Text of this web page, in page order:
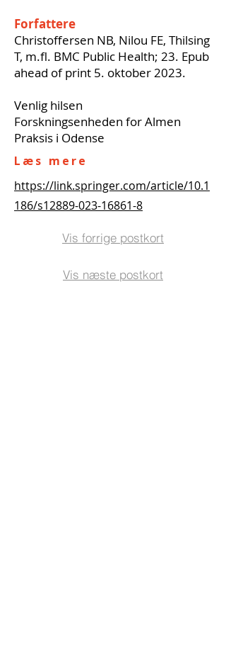
Forfattere
Christoffersen NB, Nilou FE, Thilsing
T, m.fl. BMC Public Health; 23. Epub
ahead of print 5. oktober 2023.
Venlig hilsen
Forskningsenheden for Almen
Praksis i Odense
Læs mere
https://link.springer.com/article/10.1
186/s12889-023-16861-8
Vis forrige postkort
Vis næste postkort